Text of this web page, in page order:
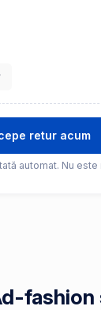
retur acum
automat. Nu
fashion